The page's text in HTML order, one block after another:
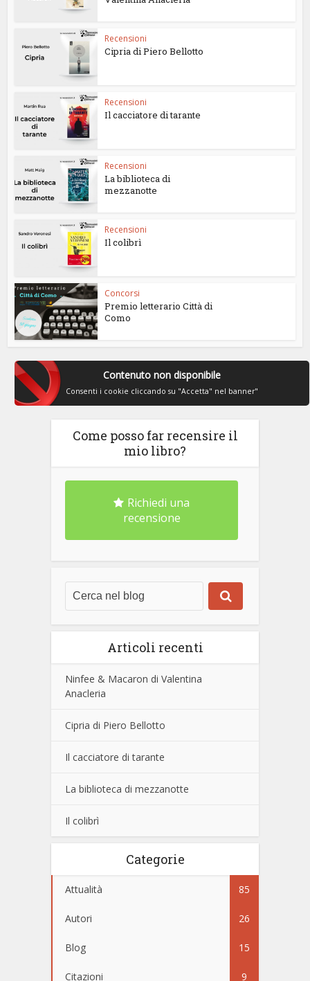
Recensioni
Cipria di Piero Bellotto
Recensioni
Il cacciatore di tarante
Recensioni
La biblioteca di
mezzanotte
Recensioni
Il colibrì
Concorsi
Premio letterario Città di
Como
Contenuto non disponibile
Consenti i cookie cliccando su "Accetta" nel banner"
Come posso far recensire il
mio libro?
Richiedi una
recensione
Articoli recenti
Ninfee & Macaron di Valentina
Anacleria
Cipria di Piero Bellotto
Il cacciatore di tarante
La biblioteca di mezzanotte
Il colibrì
Categorie
Attualità 85
Autori 26
Blog 15
Citazioni 9